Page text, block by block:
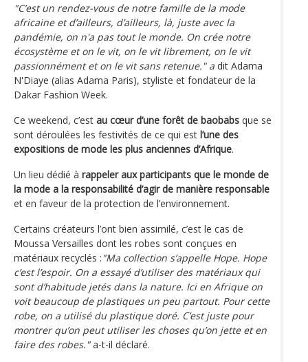
"C’est un rendez-vous de notre famille de la mode
africaine et d’ailleurs, d’ailleurs, là, juste avec la
pandémie, on n'a pas tout le monde. On crée notre
écosystème et on le vit, on le vit librement, on le vit
passionnément et on le vit sans retenue." a dit Adama
N'Diaye (alias Adama Paris), styliste et fondateur de la
Dakar Fashion Week.
Ce weekend, c’est au cœur d’une forêt de baobabs que se
sont déroulées les festivités de ce qui est l’une des
expositions de mode les plus anciennes d’Afrique.
Un lieu dédié à rappeler aux participants que le monde de
la mode a la responsabilité d’agir de manière responsable
et en faveur de la protection de l’environnement.
Certains créateurs l’ont bien assimilé, c’est le cas de
Moussa Versailles dont les robes sont conçues en
matériaux recyclés : "Ma collection s’appelle Hope. Hope
c’est l’espoir. On a essayé d’utiliser des matériaux qui
sont d’habitude jetés dans la nature. Ici en Afrique on
voit beaucoup de plastiques un peu partout. Pour cette
robe, on a utilisé du plastique doré. C’est juste pour
montrer qu’on peut utiliser les choses qu’on jette et en
faire des robes."a-t-il déclaré.